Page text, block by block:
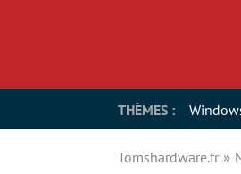
THÈMES :
Tomshardware.fr